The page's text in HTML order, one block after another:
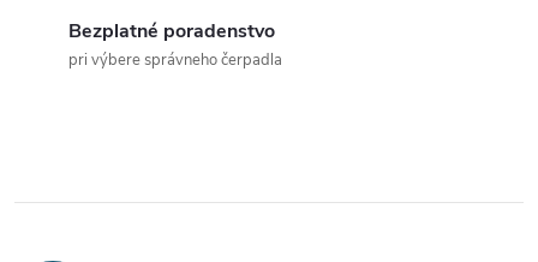
Bezplatné poradenstvo
pri výbere správneho čerpadla